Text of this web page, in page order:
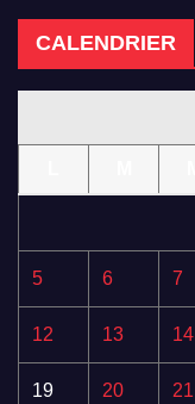
CALENDRIER
5 6 7
12 13 14
19 20 21